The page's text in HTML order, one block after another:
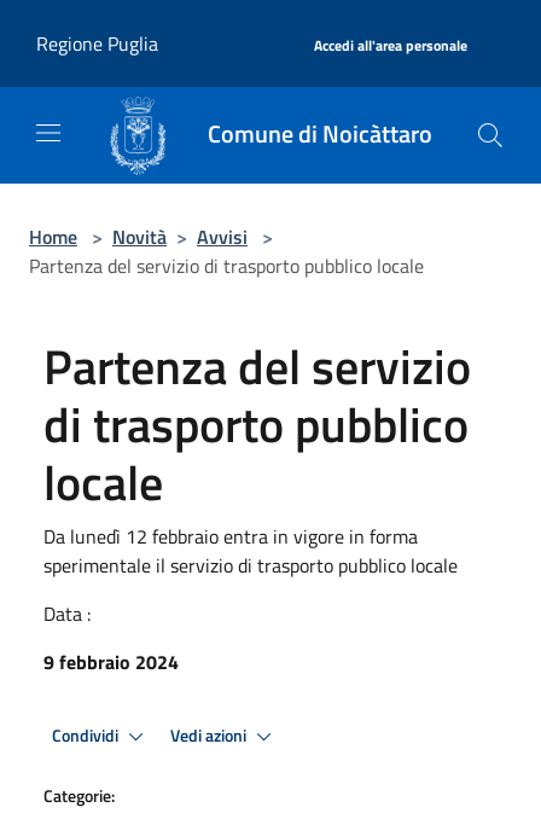
Regione Puglia
Accedi all'area personale
Comune di Noicàttaro
Home > Novità > Avvisi >
Partenza del servizio di trasporto pubblico locale
Partenza del servizio
di trasporto pubblico
locale
Da lunedì 12 febbraio entra in vigore in forma
sperimentale il servizio di trasporto pubblico locale
Data :
9 febbraio 2024
Condividi Vedi azioni
Categorie: